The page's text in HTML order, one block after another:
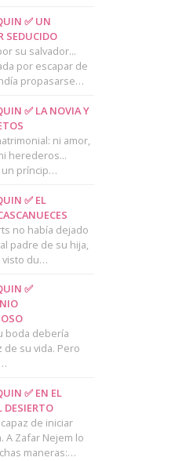
✅ UN
SEDUCIDO
su salvador...
por escapar de
propasarse…
✅ LA NOVIA Y
ni amor,
herederos...
un príncip…
✅ EL
no había dejado
padre de su hija,
visto du…
✅
boda debería
su vida. Pero
✅ EN EL
DESIERTO
de iniciar
A Zafar Nejem lo
maneras:…